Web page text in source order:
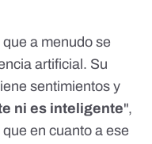
a menudo se
artificial. Su
sentimientos y
ni es inteligente",
en cuanto a ese